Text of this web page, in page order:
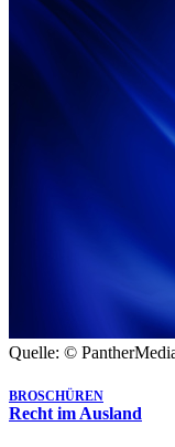
Quelle: ©
BROSCHÜREN
Recht im Ausland